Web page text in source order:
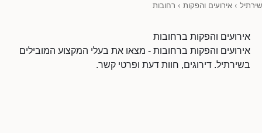
שירתיל › אירועים והפקות › רחובות
אירועים והפקות ברחובות
אירועים והפקות ברחובות - מצאו את בעלי המקצוע המובילים
בשירתיל. דירוגים, חוות דעת ופרטי קשר.